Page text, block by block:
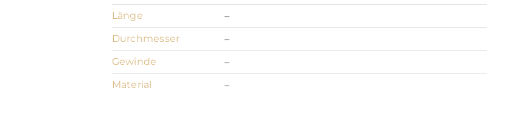
Länge
–
Durchmesser
–
Gewinde
–
Material
–